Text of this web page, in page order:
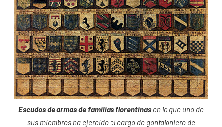
Escudos de armas de familias florentinas en la que uno de
sus miembros ha ejercido el cargo de gonfaloniero de